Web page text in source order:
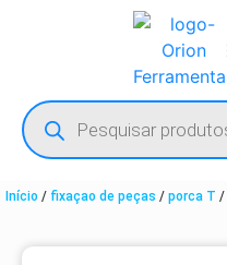
Início / fixaçao de peças / porca T /